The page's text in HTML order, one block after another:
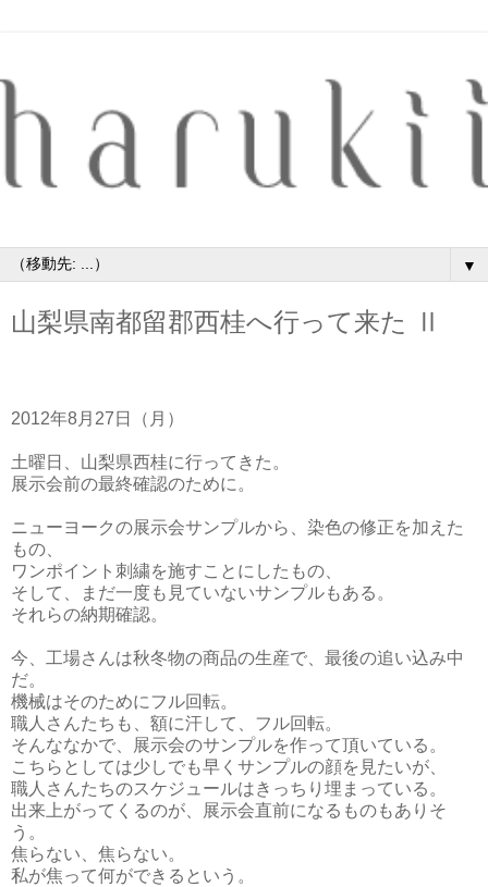
▼
山梨県南都留郡西桂へ行って来た Ⅱ
2012年8月27日（月）
土曜日、山梨県西桂に行ってきた。
展示会前の最終確認のために。
ニューヨークの展示会サンプルから、染色の修正を加えた
もの、
ワンポイント刺繍を施すことにしたもの、
そして、まだ一度も見ていないサンプルもある。
それらの納期確認。
今、工場さんは秋冬物の商品の生産で、最後の追い込み中
だ。
機械はそのためにフル回転。
職人さんたちも、額に汗して、フル回転。
そんななかで、展示会のサンプルを作って頂いている。
こちらとしては少しでも早くサンプルの顔を見たいが、
職人さんたちのスケジュールはきっちり埋まっている。
出来上がってくるのが、展示会直前になるものもありそ
う。
焦らない、焦らない。
私が焦って何ができるという。